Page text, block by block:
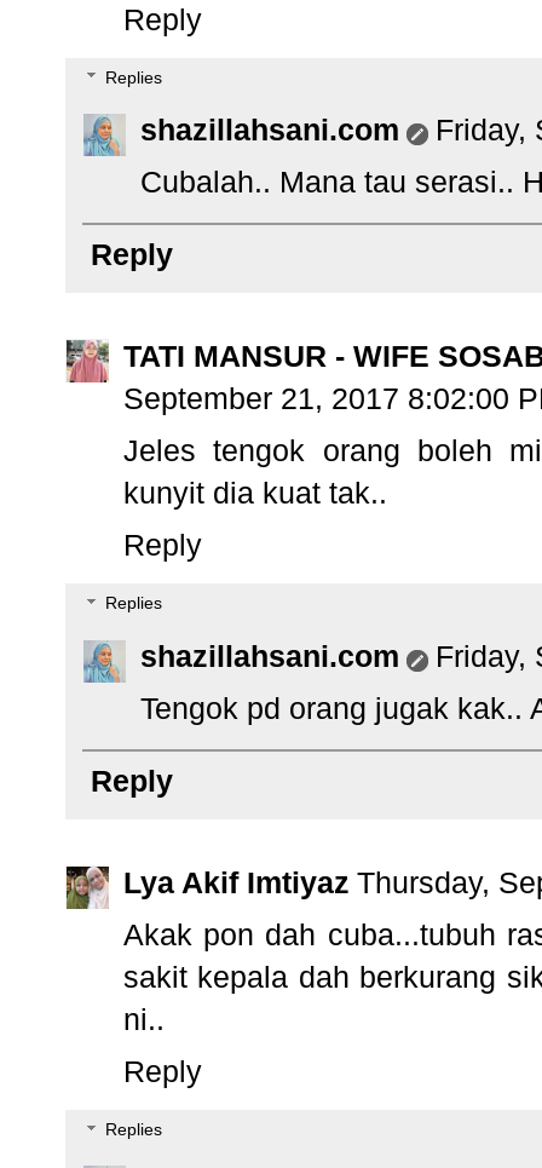
Reply
Replies
shazillahsani.com
Friday,
Cubalah.. Mana tau serasi..
Reply
TATI MANSUR - WIFE
September 21, 2017 8:02:00
Jeles tengok orang boleh
kunyit dia kuat tak..
Reply
Replies
shazillahsani.com
Friday,
Tengok pd orang jugak kak..
Reply
Lya Akif Imtiyaz Thursday,
Akak pon dah cuba...tubuh
sakit kepala dah berkurang
ni..
Reply
Replies